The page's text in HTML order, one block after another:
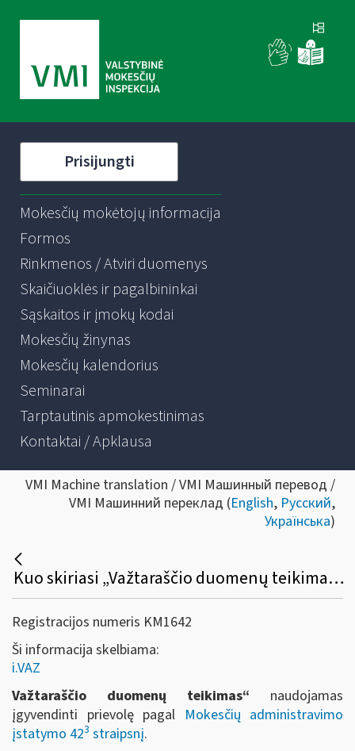
Prisijungti
Mokesčių mokėtojų informacija
Formos
Rinkmenos / Atviri duomenys
Skaičiuoklės ir pagalbininkai
Sąskaitos ir įmokų kodai
Mokesčių žinynas
Mokesčių kalendorius
Seminarai
Tarptautinis apmokestinimas
Kontaktai / Apklausa
VMI Machine translation / VMI Машинный перевод /
VMI Машинний переклад (English, Русский,
Українська)
Kuo skiriasi „Važtaraščio duomenų teikimas“ nuo „ Elektroninio važtaraščio rengimo i.VAZ“?
Registracijos numeris KM1642
Ši informacija skelbiama:
i.VAZ
Važtaraščio duomenų teikimas“ naudojamas
įgyvendinti prievolę pagal Mokesčių administravimo
įstatymo 423 straipsnį.